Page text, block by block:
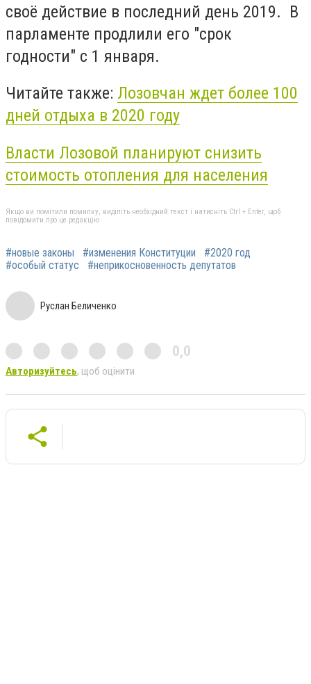
своё действие в последний день 2019. В
парламенте продлили его "срок
годности" с 1 января.
Читайте также: Лозовчан ждет более 100
дней отдыха в 2020 году
Власти Лозовой планируют снизить
стоимость отопления для населения
Якщо ви помітили помилку, виділіть необхідний текст і натисніть Ctrl + Enter, щоб
повідомити про це редакцію
#новые законы #изменения Конституции
#2020 год
#особый статус
#неприкосновенность депутатов
Руслан Беличенко
0,0
Авторизуйтесь, щоб оцінити